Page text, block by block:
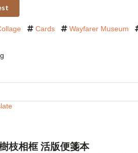
Cards
Wayfarer Museum
枝相框 活版便箋本